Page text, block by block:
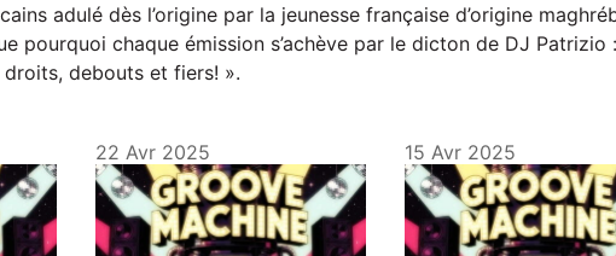
adulé dès l’origine par la jeunesse française d’origine
pourquoi chaque émission s’achève par le dicton de DJ Patrizio
debouts et fiers! ».
22 Avr 2025 15 Avr 2025